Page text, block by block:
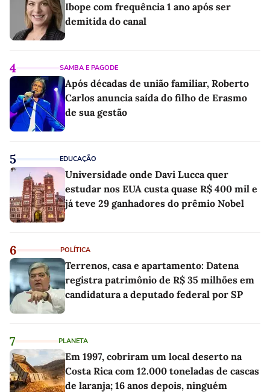
Ibope com frequência 1 ano após ser
demitida do canal
4 SAMBA E PAGODE
Após décadas de união familiar, Roberto
Carlos anuncia saída do filho de Erasmo
de sua gestão
5 EDUCAÇÃO
Universidade onde Davi Lucca quer
estudar nos EUA custa quase R$ 400 mil e
já teve 29 ganhadores do prêmio Nobel
6 POLÍTICA
Terrenos, casa e apartamento: Datena
registra patrimônio de R$ 35 milhões em
candidatura a deputado federal por SP
7 PLANETA
Em 1997, cobriram um local deserto na
Costa Rica com 12.000 toneladas de cascas
de laranja; 16 anos depois, ninguém